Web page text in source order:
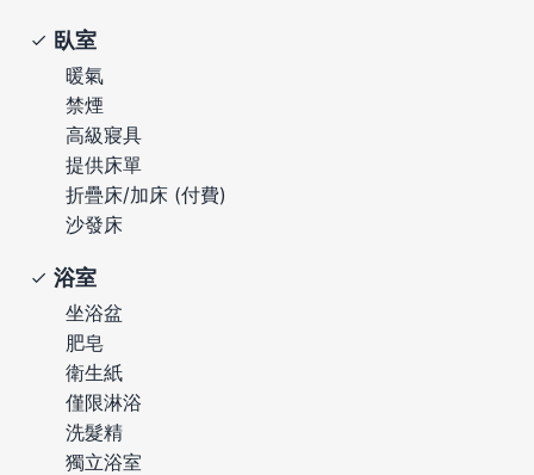
臥室
暖氣
禁煙
高級寢具
提供床單
折疊床/加床 (付費)
沙發床
浴室
坐浴盆
肥皂
衛生紙
僅限淋浴
洗髮精
獨立浴室